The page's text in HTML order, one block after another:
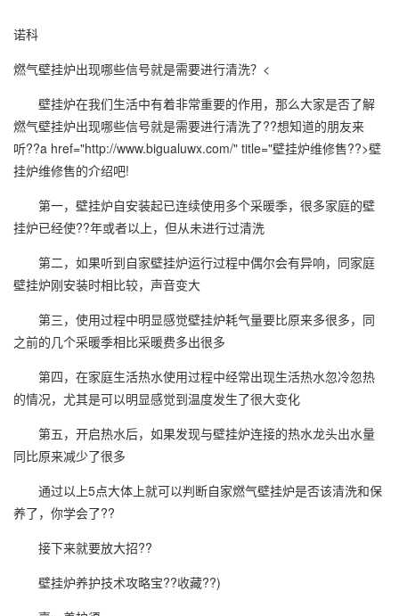
诺科
燃气壁挂炉出现哪些信号就是需要进行清洗？<
壁挂炉在我们生活中有着非常重要的作用，那么大家是否了解
燃气壁挂炉出现哪些信号就是需要进行清洗了??想知道的朋友来
听??a href="http://www.bigualuwx.com/" title="壁挂炉维修售??>壁
挂炉维修售的介绍吧!
第一，壁挂炉自安装起已连续使用多个采暖季，很多家庭的壁
挂炉已经使??年或者以上，但从未进行过清洗
第二，如果听到自家壁挂炉运行过程中偶尔会有异响，同家庭
壁挂炉刚安装时相比较，声音变大
第三，使用过程中明显感觉壁挂炉耗气量要比原来多很多，同
之前的几个采暖季相比采暖费多出很多
第四，在家庭生活热水使用过程中经常出现生活热水忽冷忽热
的情况，尤其是可以明显感觉到温度发生了很大变化
第五，开启热水后，如果发现与壁挂炉连接的热水龙头出水量
同比原来减少了很多
通过以上5点大体上就可以判断自家燃气壁挂炉是否该清洗和保
养了，你学会了??
接下来就要放大招??
壁挂炉养护技术攻略宝??收藏??)